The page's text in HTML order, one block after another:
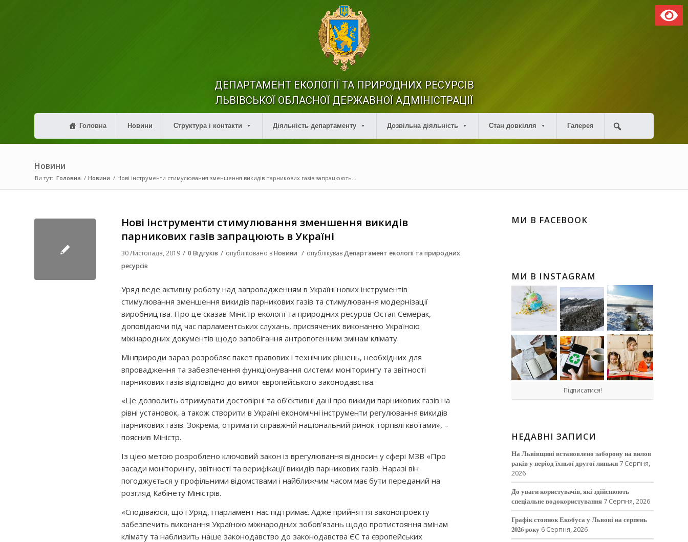
ДЕПАРТАМЕНТ ЕКОЛОГІЇ ТА ПРИРОДНИХ РЕСУРСІВ
ЛЬВІВСЬКОЇ ОБЛАСНОЇ ДЕРЖАВНОЇ АДМІНІСТРАЦІЇ
Головна Новини Структура і контакти Діяльність департаменту Дозвільна діяльність Стан довкілля Галерея
Новини
Ви тут: Головна / Новини / Нові інструменти стимулювання зменшення викидів парникових газів запрацюють...
Нові інструменти стимулювання зменшення викидів
парникових газів запрацюють в Україні
30 Листопада, 2019 / 0 Відгуків / опубліковано вНовини / опублікувавДепартамент екології та природних
ресурсів
Уряд веде активну роботу над запровадженням в Україні нових інструментів
стимулювання зменшення викидів парникових газів та стимулювання модернізації
виробництва. Про це сказав Міністр екології та природних ресурсів Остап Семерак,
доповідаючи під час парламентських слухань, присвячених виконанню Україною
міжнародних документів щодо запобігання антропогенним змінам клімату.
Мінприроди зараз розробляє пакет правових і технічних рішень, необхідних для
впровадження та забезпечення функціонування системи моніторингу та звітності
парникових газів відповідно до вимог європейського законодавства.
«Це дозволить отримувати достовірні та об’єктивні дані про викиди парникових газів на
рівні установок, а також створити в Україні економічні інструменти регулювання викидів
парникових газів. Зокрема, отримати справжній національний ринок торгівлі квотами», –
пояснив Міністр.
Із цією метою розроблено ключовий закон із врегулювання відносин у сфері МЗВ «Про
засади моніторингу, звітності та верифікації викидів парникових газів. Наразі він
погоджується у профільними відомствами і найближчим часом має бути переданий на
розгляд Кабінету Міністрів.
«Сподіваюся, що і Уряд, і парламент нас підтримає. Адже прийняття законопроекту
забезпечить виконання Україною міжнародних зобов’язань щодо протистояння змінам
клімату та наблизить наше законодавство до законодавства ЄС та європейських
МИ В FACEBOOK
МИ В INSTAGRAM
Підписатися!
НЕДАВНІ ЗАПИСИ
На Львівщині встановлено заборону на вилов
раків у період їхньої другої линьки 7 Серпня,
2026
До уваги користувачів, які здійснюють
спеціальне водокористування 7 Серпня, 2026
Графік стоянок Екобуса у Львові на серпень
2026 року 6 Серпня, 2026